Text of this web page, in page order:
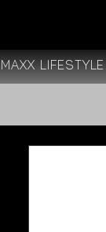
Maxx Lifestyle